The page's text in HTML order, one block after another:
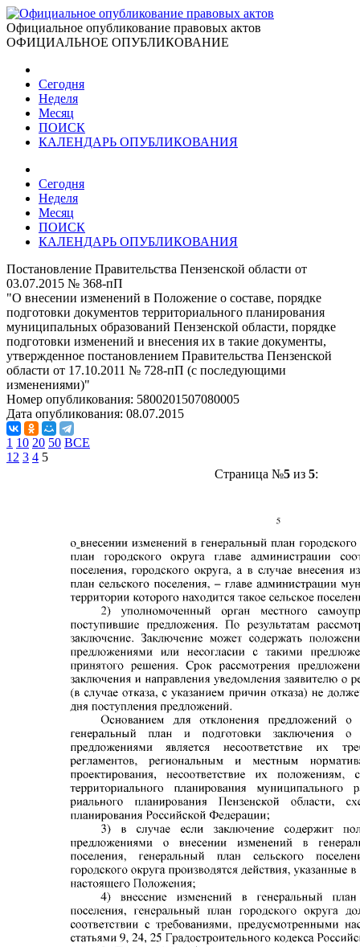
Официальное опубликование правовых актов
ОФИЦИАЛЬНОЕ ОПУБЛИКОВАНИЕ
Сегодня
Неделя
Месяц
ПОИСК
КАЛЕНДАРЬ ОПУБЛИКОВАНИЯ
Сегодня
Неделя
Месяц
ПОИСК
КАЛЕНДАРЬ ОПУБЛИКОВАНИЯ
Постановление Правительства Пензенской области от
03.07.2015 № 368-пП
"О внесении изменений в Положение о составе, порядке
подготовки документов территориального планирования
муниципальных образований Пензенской области, порядке
подготовки изменений и внесения их в такие документы,
утвержденное постановлением Правительства Пензенской
области от 17.10.2011 № 728-пП (с последующими
изменениями)"
Номер опубликования: 5800201507080005
Дата опубликования: 08.07.2015
1 10 20 50 ВСЕ
1 2 3 4 5
Страница №5из 5: